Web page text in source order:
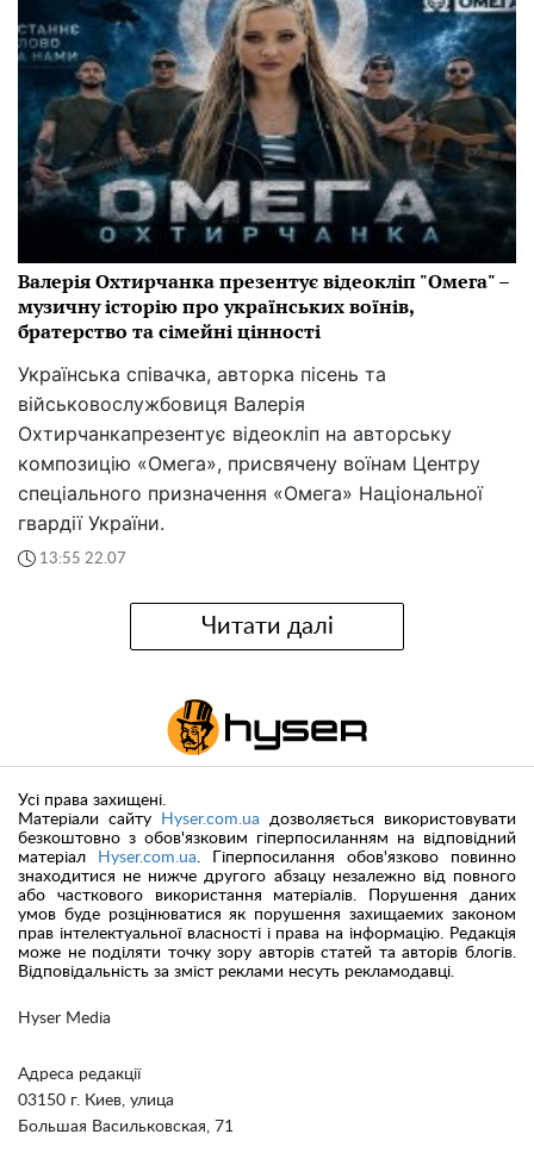
Валерія Охтирчанка презентує відеокліп "Омега" –
музичну історію про українських воїнів,
братерство та сімейні цінності
Українська співачка, авторка пісень та
військовослужбовиця Валерія
Охтирчанкапрезентує відеокліп на авторську
композицію «Омега», присвячену воїнам Центру
спеціального призначення «Омега» Національної
гвардії України.
13:55 22.07
Читати далі
Hyser Media
Адреса редакції
03150 г. Киев, улица
Большая Васильковская, 71
Усі права захищені.
Матеріали сайту
Hyser.com.ua дозволяється використовувати
безкоштовно з обов'язковим гіперпосиланням на відповідний
матеріал
Hyser.com.ua. Гіперпосилання обов'язково повинно
знаходитися не нижче другого абзацу незалежно від повного
або часткового використання матеріалів. Порушення даних
умов буде розцінюватися як порушення захищаемих законом
прав інтелектуальної власності і права на інформацію. Редакція
може не поділяти точку зору авторів статей та авторів блогів.
Відповідальність за зміст реклами несуть рекламодавці.